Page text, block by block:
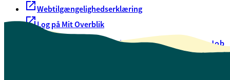
Webtilgængelighedserklæring
Log på Mit Overblik
Oversigt over selvbetjeningJob